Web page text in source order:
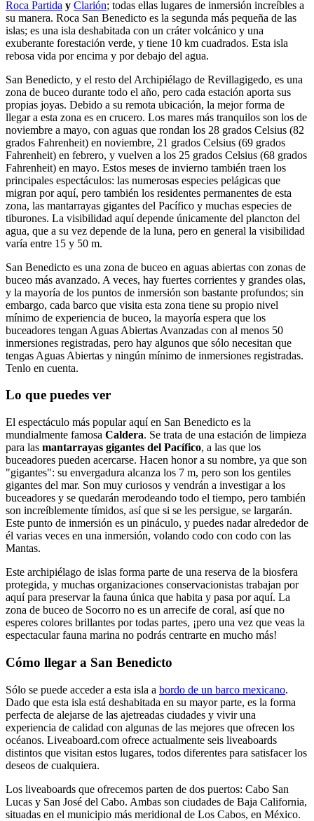
Roca Partida y Clarión; todas ellas lugares de inmersión increíbles a
su manera. Roca San Benedicto es la segunda más pequeña de las
islas; es una isla deshabitada con un cráter volcánico y una
exuberante forestación verde, y tiene 10 km cuadrados. Esta isla
rebosa vida por encima y por debajo del agua.
San Benedicto, y el resto del Archipiélago de Revillagigedo, es una
zona de buceo durante todo el año, pero cada estación aporta sus
propias joyas. Debido a su remota ubicación, la mejor forma de
llegar a esta zona es en crucero. Los mares más tranquilos son los de
noviembre a mayo, con aguas que rondan los 28 grados Celsius (82
grados Fahrenheit) en noviembre, 21 grados Celsius (69 grados
Fahrenheit) en febrero, y vuelven a los 25 grados Celsius (68 grados
Fahrenheit) en mayo. Estos meses de invierno también traen los
principales espectáculos: las numerosas especies pelágicas que
migran por aquí, pero también los residentes permanentes de esta
zona, las mantarrayas gigantes del Pacífico y muchas especies de
tiburones. La visibilidad aquí depende únicamente del plancton del
agua, que a su vez depende de la luna, pero en general la visibilidad
varía entre 15 y 50 m.
San Benedicto es una zona de buceo en aguas abiertas con zonas de
buceo más avanzado. A veces, hay fuertes corrientes y grandes olas,
y la mayoría de los puntos de inmersión son bastante profundos; sin
embargo, cada barco que visita esta zona tiene su propio nivel
mínimo de experiencia de buceo, la mayoría espera que los
buceadores tengan Aguas Abiertas Avanzadas con al menos 50
inmersiones registradas, pero hay algunos que sólo necesitan que
tengas Aguas Abiertas y ningún mínimo de inmersiones registradas.
Tenlo en cuenta.
Lo que puedes ver
El espectáculo más popular aquí en San Benedicto es la
mundialmente famosa Caldera. Se trata de una estación de limpieza
para las mantarrayas gigantes del Pacífico, a las que los
buceadores pueden acercarse. Hacen honor a su nombre, ya que son
"gigantes": su envergadura alcanza los 7 m, pero son los gentiles
gigantes del mar. Son muy curiosos y vendrán a investigar a los
buceadores y se quedarán merodeando todo el tiempo, pero también
son increíblemente tímidos, así que si se les persigue, se largarán.
Este punto de inmersión es un pináculo, y puedes nadar alrededor de
él varias veces en una inmersión, volando codo con codo con las
Mantas.
Este archipiélago de islas forma parte de una reserva de la biosfera
protegida, y muchas organizaciones conservacionistas trabajan por
aquí para preservar la fauna única que habita y pasa por aquí. La
zona de buceo de Socorro no es un arrecife de coral, así que no
esperes colores brillantes por todas partes, ¡pero una vez que veas la
espectacular fauna marina no podrás centrarte en mucho más!
Cómo llegar a San Benedicto
Sólo se puede acceder a esta isla a bordo de un barco mexicano.
Dado que esta isla está deshabitada en su mayor parte, es la forma
perfecta de alejarse de las ajetreadas ciudades y vivir una
experiencia de calidad con algunas de las mejores que ofrecen los
océanos. Liveaboard.com ofrece actualmente seis liveaboards
distintos que visitan estos lugares, todos diferentes para satisfacer los
deseos de cualquiera.
Los liveaboards que ofrecemos parten de dos puertos: Cabo San
Lucas y San José del Cabo. Ambas son ciudades de Baja California,
situadas en el municipio más meridional de Los Cabos, en México.